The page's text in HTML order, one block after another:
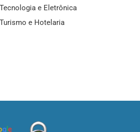
e Eletrônica
e Hotelaria